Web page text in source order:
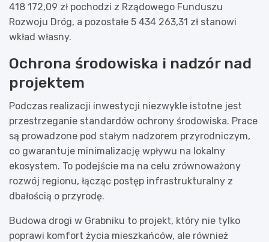
418 172,09 zł pochodzi z Rządowego Funduszu
Rozwoju Dróg, a pozostałe 5 434 263,31 zł stanowi
wkład własny.
Ochrona środowiska i nadzór nad
projektem
Podczas realizacji inwestycji niezwykle istotne jest
przestrzeganie standardów ochrony środowiska. Prace
są prowadzone pod stałym nadzorem przyrodniczym,
co gwarantuje minimalizację wpływu na lokalny
ekosystem. To podejście ma na celu zrównoważony
rozwój regionu, łącząc postęp infrastrukturalny z
dbałością o przyrodę.
Budowa drogi w Grabniku to projekt, który nie tylko
poprawi komfort życia mieszkańców, ale również